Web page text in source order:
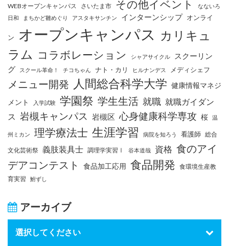
WEBオープンキャンパス さいたま市 その他イベント
なないろ
日和
まちかど雛めぐり アスタキサンチン インターンシップ オンライ
ン オープンキャンパス カリキュ
ラム コラボレーション シャアサイクル
スクーリン
グ
スクール革命！ チコちゃん ナト・カリ ヒルナンデス メディシェフ
メニュー開発 人間総合科学大学 健康情報マネジ
メント
入学試験 学園祭 学生生活 就職 就職ガイダン
ス 岩槻キャンパス 岩槻区 心身健康科学専攻 桜 温
州ミカン 理学療法士 生涯学習 病院を知ろう 看護師 総合
文化芸術祭 義肢装具士 調理学実習Ⅰ 谷本道哉 資格 食のアイ
デアコンテスト
食品加工応用 食品開発 食環境生産教
育実習
鮒ずし
アーカイブ